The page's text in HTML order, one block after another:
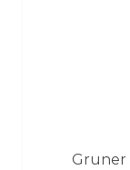
Gruner